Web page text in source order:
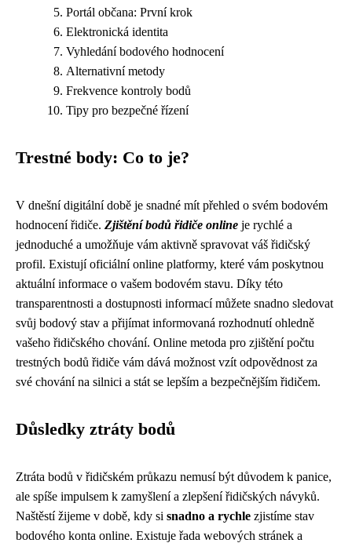
Portál občana: První krok
Elektronická identita
Vyhledání bodového hodnocení
Alternativní metody
Frekvence kontroly bodů
Tipy pro bezpečné řízení
Trestné body: Co to je?
V dnešní digitální době je snadné mít přehled o svém bodovém
hodnocení řidiče. Zjištění bodů řidiče online je rychlé a
jednoduché a umožňuje vám aktivně spravovat váš řidičský
profil. Existují oficiální online platformy, které vám poskytnou
aktuální informace o vašem bodovém stavu. Díky této
transparentnosti a dostupnosti informací můžete snadno sledovat
svůj bodový stav a přijímat informovaná rozhodnutí ohledně
vašeho řidičského chování. Online metoda pro zjištění počtu
trestných bodů řidiče vám dává možnost vzít odpovědnost za
své chování na silnici a stát se lepším a bezpečnějším řidičem.
Důsledky ztráty bodů
Ztráta bodů v řidičském průkazu nemusí být důvodem k panice,
ale spíše impulsem k zamyšlení a zlepšení řidičských návyků.
Naštěstí žijeme v době, kdy si snadno a rychle zjistíme stav
bodového konta online. Existuje řada webových stránek a